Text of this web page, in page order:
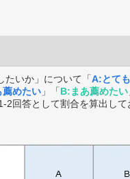
たいか」について「A:とて
めたい 」「B:まあ薦めたい
回答として割合を算出して